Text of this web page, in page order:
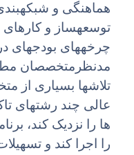
هماهنگی و
توسعهساز و
چرخههای بودجهای
مدنظرمتخصصان
تلاشها بسیاری از
عالی چند رشتهای
ها را نزدیک کند،
را اجرا کند و